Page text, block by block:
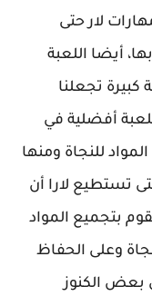
لار حتى
أيضا اللعبة
تجعلنا
أفضلية في
للنجاة ومنها
تستطيع لارا أن
بتجميع المواد
وعلى الحفاظ
بعض الكنوز